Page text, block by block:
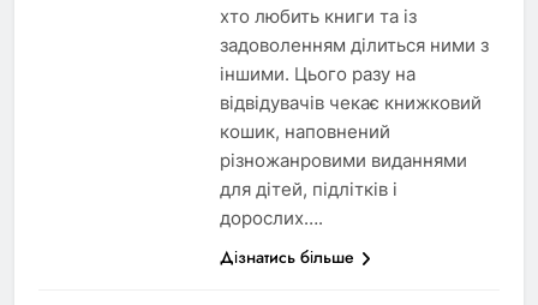
хто любить книги та із
задоволенням ділиться ними з
іншими. Цього разу на
відвідувачів чекає книжковий
кошик, наповнений
різножанровими виданнями
для дітей, підлітків і
дорослих….
Дізнатись більше